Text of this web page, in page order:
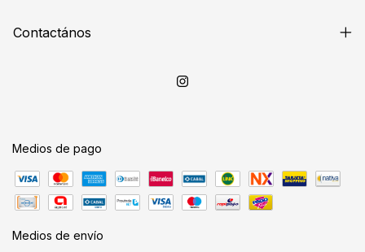
Contactános
Medios de pago
Medios de envío